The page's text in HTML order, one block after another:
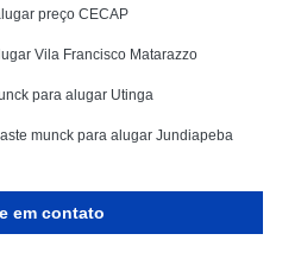
preço CECAP
Vila Francisco Matarazzo
para alugar Utinga
munck para alugar Jundiapeba
em contato